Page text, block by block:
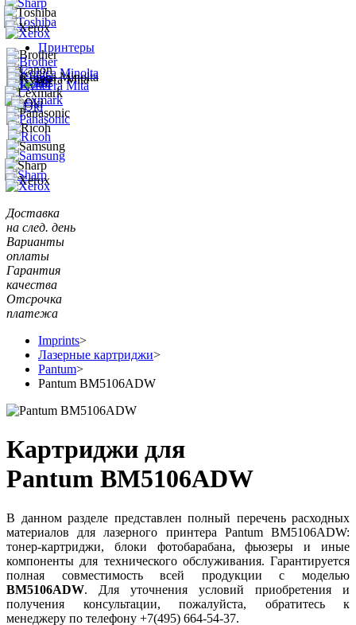
Принтеры
Доставка
на след. день
Варианты
оплаты
Гарантия
качества
Отсрочка
платежа
Imprints>
Лазерные картриджи>
Pantum>
Pantum BM5106ADW
Картриджи для
Pantum BM5106ADW
В данном разделе представлен полный перечень расходных
материалов для лазерного принтера Pantum BM5106ADW:
тонер-картриджи, блоки фотобарабана, фьюзеры и иные
компоненты для технического обслуживания. Гарантируется
полная совместимость всей продукции с моделью
BM5106ADW. Для уточнения условий приобретения и
получения консультации, пожалуйста, обратитесь к
менеджеру по телефону +7(495) 664-54-37.